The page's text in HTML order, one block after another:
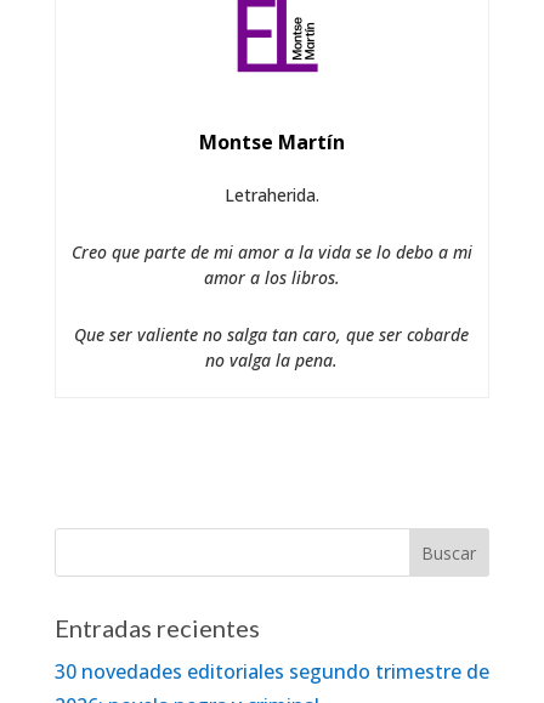
Montse Martín
Letraherida.
Creo que parte de mi amor a la vida se lo debo a mi
amor a los libros.
Que ser valiente no salga tan caro, que ser cobarde
no valga la pena.
Entradas recientes
30 novedades editoriales segundo trimestre de